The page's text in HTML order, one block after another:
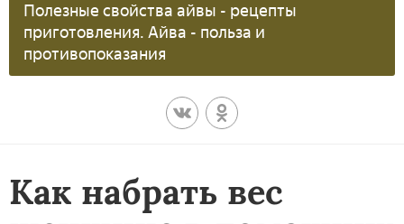
Полезные свойства айвы - рецепты
приготовления. Айва - польза и
противопоказания
Как набрать вес